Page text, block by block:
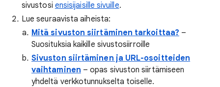
sivustosi ensisijaisille sivuille.
Lue seuraavista aiheista:
Mitä sivuston siirtäminen tarkoittaa? –
Suosituksia kaikille sivustosiirroille
Sivuston siirtäminen ja URL-osoitteiden
vaihtaminen – opas sivuston siirtämiseen
yhdeltä verkkotunnukselta toiselle.